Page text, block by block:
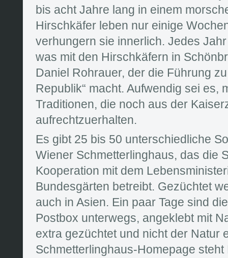
bis acht Jahre lang in einem
Hirschkäfer leben nur einige
verhungern sie innerlich. Jedes
was mit den Hirschkäfern in
Daniel Rohrauer, der die Führung
Republik“ macht. Aufwendig sei es,
Traditionen, die noch aus der
aufrechtzuerhalten.
Es gibt 25 bis 50 unterschiedliche
Wiener Schmetterlinghaus, das die
Kooperation mit dem
Bundesgärten betreibt. Gezüchtet
auch in Asien. Ein paar Tage sind
Postbox unterwegs, angeklebt mit
extra gezüchtet und nicht der Natur
Schmetterlinghaus-Homepage steht